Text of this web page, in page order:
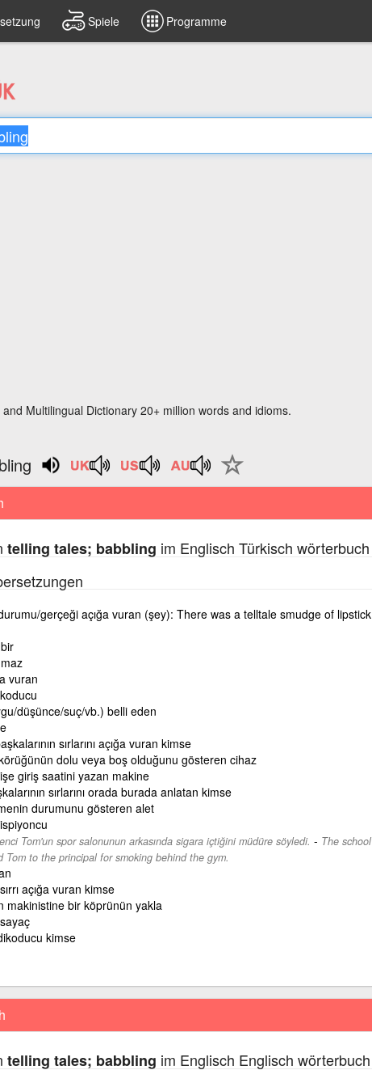
Spiele Programme
Multilingual Dictionary 20+ million words and idioms.
telling tales; babbling im Englisch Türkisch wörterbuch
gerçeği açığa vuran (şey): There was a telltale smudge of lipstick
vuran
düşünce/suç/vb.) belli eden
sırlarını açığa vuran kimse
dolu veya boş olduğunu gösteren cihaz
işe giriş saatini yazan makine
sırlarını orada burada anlatan kimse
durumunu gösteren alet
ispiyoncu
Tom'un spor salonunun arkasında sigara içtiğini müdüre söyledi. - The school
Tom to the principal for smoking behind the gym.
sırrı açığa vuran kimse
makinistine bir köprünün yakla
sayaç
kimse
telling tales; babbling im Englisch Englisch wörterbuch